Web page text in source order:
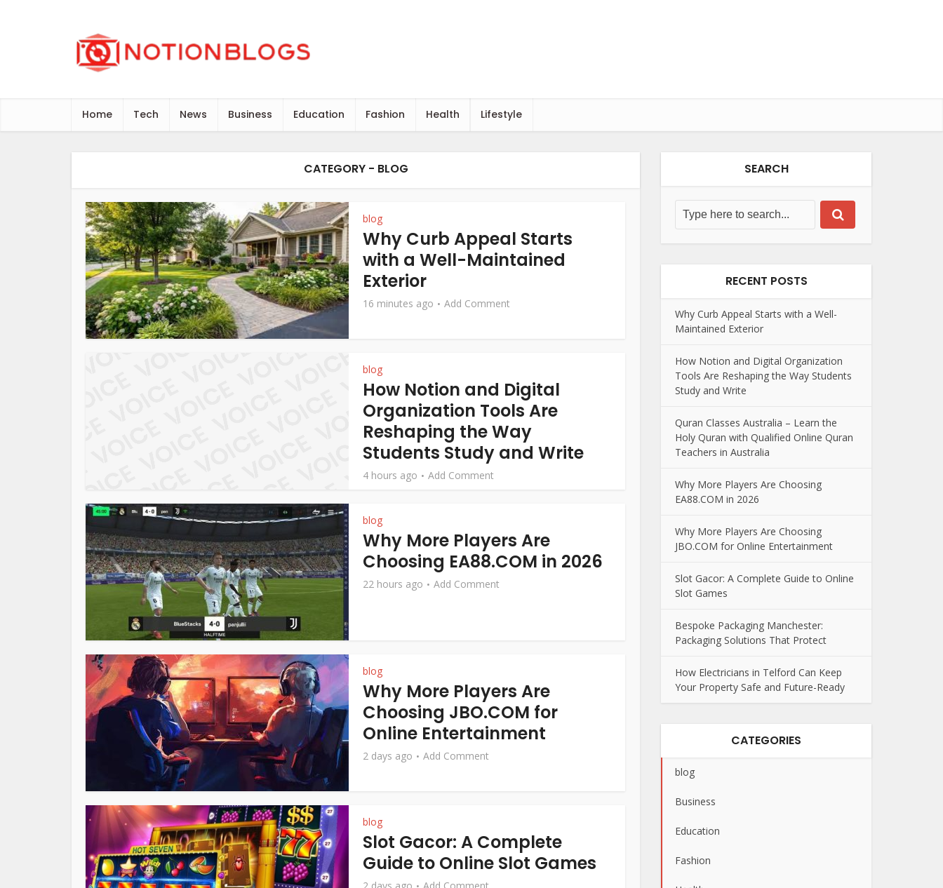
Home Tech News Business Education Fashion Health Lifestyle
CATEGORY - BLOG
blog
Why Curb Appeal Starts
with a Well-Maintained
Exterior
16 minutes ago Add Comment
blog
How Notion and Digital
Organization Tools Are
Reshaping the Way
Students Study and Write
4 hours ago Add Comment
blog
Why More Players Are
Choosing EA88.COM in 2026
22 hours ago Add Comment
blog
Why More Players Are
Choosing JBO.COM for
Online Entertainment
2 days ago Add Comment
blog
Slot Gacor: A Complete
Guide to Online Slot Games
SEARCH
RECENT POSTS
Why Curb Appeal Starts with a Well-
Maintained Exterior
How Notion and Digital Organization
Tools Are Reshaping the Way Students
Study and Write
Quran Classes Australia – Learn the
Holy Quran with Qualified Online Quran
Teachers in Australia
Why More Players Are Choosing
EA88.COM in 2026
Why More Players Are Choosing
JBO.COM for Online Entertainment
Slot Gacor: A Complete Guide to Online
Slot Games
Bespoke Packaging Manchester:
Packaging Solutions That Protect
How Electricians in Telford Can Keep
Your Property Safe and Future-Ready
CATEGORIES
blog
Business
Education
Fashion